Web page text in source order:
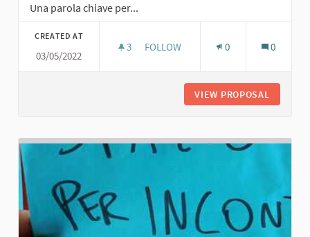
Una parola chiave per...
CREATED AT
03/05/2022
3 3 FOLLOWERS
FOLLOW 0 0
VIEW PROPOSAL